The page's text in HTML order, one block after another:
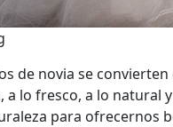
de novia se convierten
a lo fresco, a lo natural
para ofrecernos